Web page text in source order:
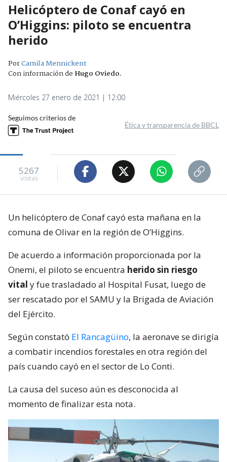
Helicóptero de Conaf cayó en
O’Higgins: piloto se encuentra
herido
PorCamila Mennickent
Con información de Hugo Oviedo.
Miércoles 27 enero de 2021 | 12:00
Seguimos criterios de
Ética y transparencia de BBCL
5267
visitas
Un helicóptero de Conaf cayó esta mañana en la
comuna de Olivar en la región de O’Higgins.
De acuerdo a información proporcionada por la
Onemi, el piloto se encuentra herido sin riesgo
vital y fue trasladado al Hospital Fusat, luego de
ser rescatado por el SAMU y la Brigada de Aviación
del Ejército.
Según constató El Rancagüino, la aeronave se dirigía
a combatir incendios forestales en otra región del
país cuando cayó en el sector de Lo Conti.
La causa del suceso aún es desconocida al
momento de finalizar esta nota.